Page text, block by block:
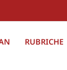
RUBRICHE